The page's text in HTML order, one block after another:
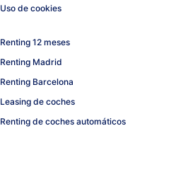
Uso de cookies
Renting 12 meses
Renting Madrid
Renting Barcelona
Leasing de coches
Renting de coches automáticos